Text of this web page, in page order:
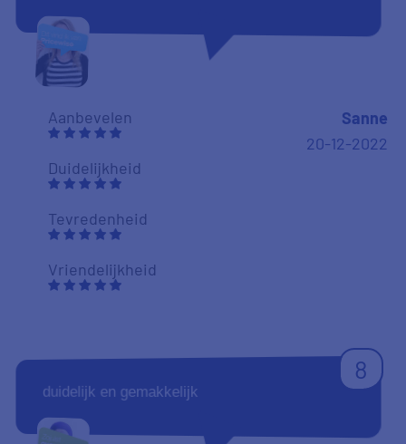
Aanbevelen
Duidelijkheid
Tevredenheid
Vriendelijkheid
Sanne
20-12-2022
8
duidelijk en gemakkelijk